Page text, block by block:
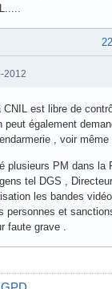
2012
est libre de
également
, voir
plusieurs PM dans la
tel DGS ,
les bandes
personnes et
faute grave .